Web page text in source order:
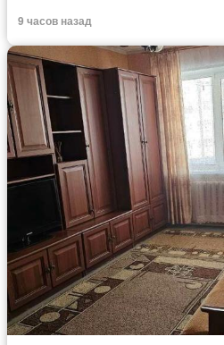
9 часов назад